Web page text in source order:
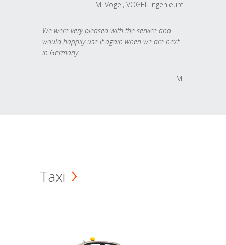
M. Vogel, VOGEL Ingenieure
We were very pleased with the service and
would happily use it again when we are next
in Germany.
T. M.
Taxi